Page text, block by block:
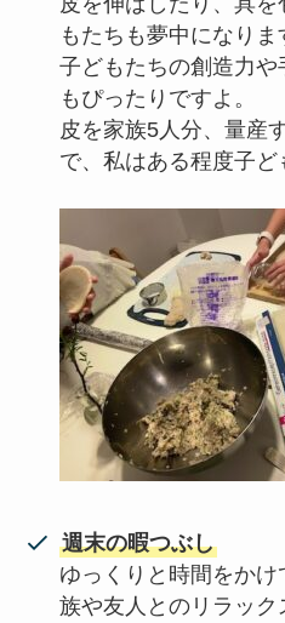
もたちも夢中になりま
子どもたちの創造力
もぴったりですよ。
皮を家族5人分、量産
で、私はある程度子
週末の暇つぶし
ゆっくりと時間をか
族や友人とのリラック